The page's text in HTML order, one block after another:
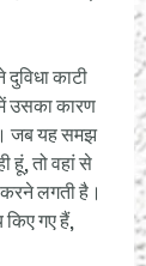
काटी
उसका कारण
जब यह समझ
हूं, तो वहां से
लगती है।
किए गए हैं,